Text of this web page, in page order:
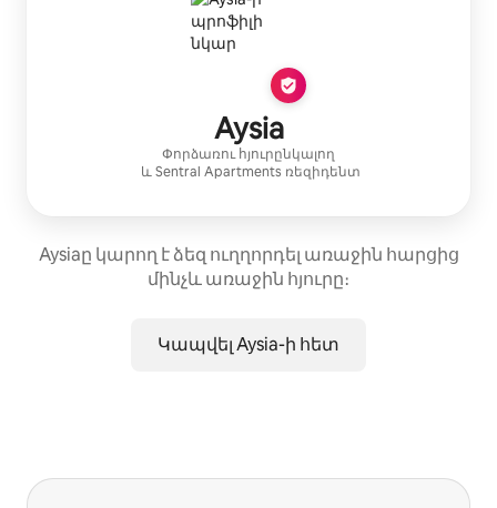
Aysia
Փորձառու հյուրընկալող
ևSentral Apartments ռեզիդենտ
Aysiaը կարող է ձեզ ուղղորդել առաջին հարցից
մինչև առաջին հյուրը։
Կապվել Aysia-ի հետ